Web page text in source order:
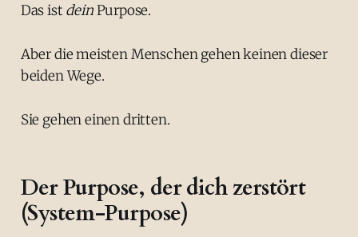
Das ist deinPurpose.
Aber die meisten Menschen gehen keinen dieser
beiden Wege.
Sie gehen einen dritten.
Der Purpose, der dich zerstört
(System-Purpose)